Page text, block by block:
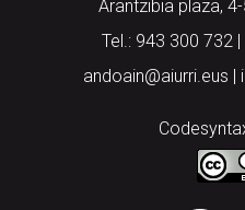
Arantzibia plaza,
Tel.: 943 300 732
andoain@aiurri.eus |